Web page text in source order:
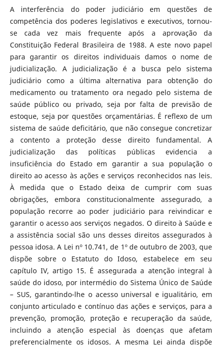
A interferência do poder judiciário em questões de
competência dos poderes legislativos e executivos, tornou-
se cada vez mais frequente após a aprovação da
Constituição Federal Brasileira de 1988. A este novo papel
para garantir os direitos individuais damos o nome de
judicialização. A judicialização é a busca pelo sistema
judiciário como a última alternativa para obtenção do
medicamento ou tratamento ora negado pelo sistema de
saúde público ou privado, seja por falta de previsão de
estoque, seja por questões orçamentárias. É reflexo de um
sistema de saúde deficitário, que não consegue concretizar
a contento a proteção desse direito fundamental. A
judicialização das políticas públicas evidencia a
insuficiência do Estado em garantir a sua população o
direito ao acesso às ações e serviços reconhecidos nas leis.
À medida que o Estado deixa de cumprir com suas
obrigações, embora constitucionalmente assegurado, a
população recorre ao poder judiciário para reivindicar e
garantir o acesso aos serviços negados. O direito à Saúde e
a assistência social são uns desses direitos assegurados à
pessoa idosa. A Lei nº 10.741, de 1º de outubro de 2003, que
dispõe sobre o Estatuto do Idoso, estabelece em seu
capítulo IV, artigo 15. É assegurada a atenção integral à
saúde do idoso, por intermédio do Sistema Único de Saúde
– SUS, garantindo-lhe o acesso universal e igualitário, em
conjunto articulado e contínuo das ações e serviços, para a
prevenção, promoção, proteção e recuperação da saúde,
incluindo a atenção especial às doenças que afetam
preferencialmente os idosos. A mesma Lei ainda dispõe